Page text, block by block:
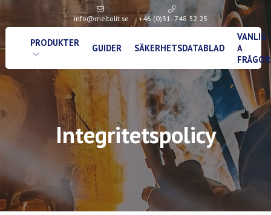
info@meltolit.se +46 (0)31- 748 52 25
PRODUKTER GUIDER SÄKERHETSDATABLAD
VANLIG
A
FRÅGOR
Integritetspolicy